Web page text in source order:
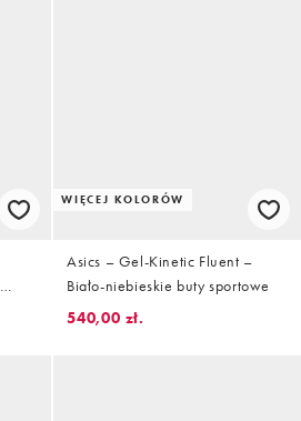
WIĘCEJ KOLORÓW
Asics – Gel-Kinetic Fluent –
Biało-niebieskie buty sportowe
540,00 zł.